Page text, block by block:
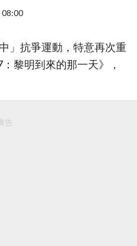
08:00
」抗爭運動，特意再次重
黎明到來的那一天》，
告